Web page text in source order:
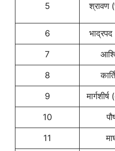
5 श्रावण
6 भाद्रपद
7
8
9
10
11